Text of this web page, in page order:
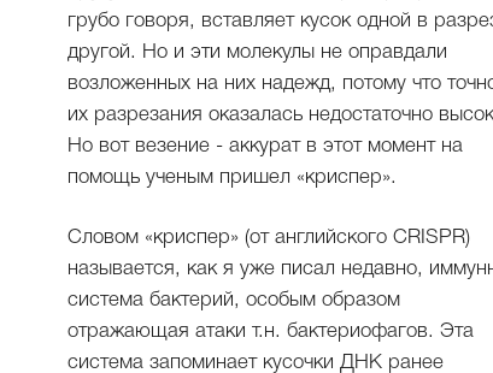
грубо говоря, вставляет кусок одной в
другой. Но и эти молекулы не оправдали
возложенных на них надежд, потому что
их разрезания оказалась недостаточно
Но вот везение - аккурат в этот момент на
помощь ученым пришел «криспер».
Словом «криспер» (от английского CRISPR)
называется, как я уже писал недавно,
система бактерий, особым образом
отражающая атаки т.н. бактериофагов. Эта
система запоминает кусочки ДНК ранее